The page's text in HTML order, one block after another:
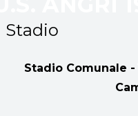
Stadio
Stadio Comunale